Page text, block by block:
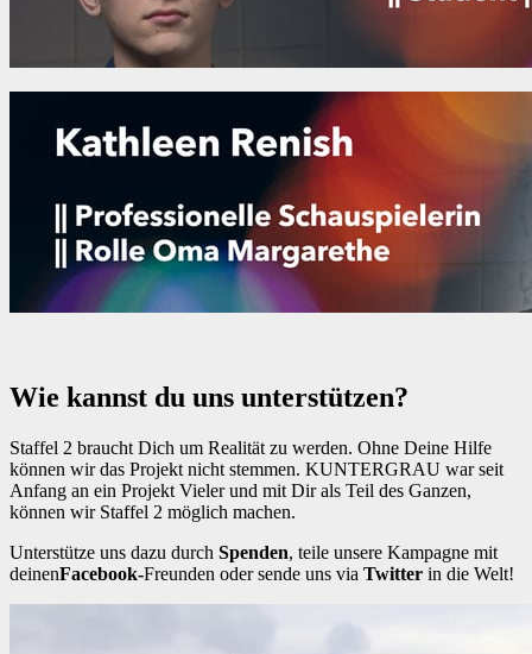
Wie kannst du uns unterstützen?
Staffel 2 braucht Dich um Realität zu werden. Ohne Deine Hilfe
können wir das Projekt nicht stemmen. KUNTERGRAU war seit
Anfang an ein Projekt Vieler und mit Dir als Teil des Ganzen,
können wir Staffel 2 möglich machen.
Unterstütze uns dazu durch Spenden, teile unsere Kampagne mit
deinenFacebook-Freunden oder sende uns via Twitter in die Welt!